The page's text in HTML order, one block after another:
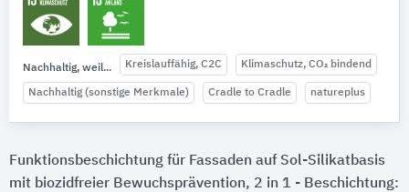
Nachhaltig, weil... Kreislauffähig, C2C Klimaschutz, CO₂ bindend
Nachhaltig (sonstige Merkmale) Cradle to Cradle natureplus
Funktionsbeschichtung für Fassaden auf Sol-Silikatbasis
mit biozidfreier Bewuchsprävention, 2 in 1 - Beschichtung: